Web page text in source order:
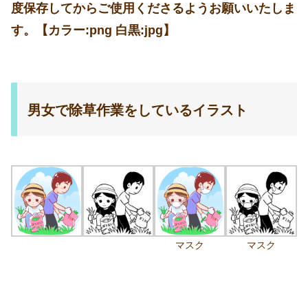
度保存してからご使用くださるようお願いいたしま
す。【カラー:png 白黒:jpg】
男女で除草作業をしているイラスト
マスク マスク